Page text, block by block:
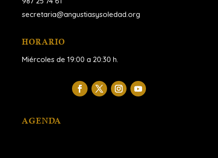
secretaria@angustiasysoledad.org
HORARIO
Miércoles de 19:00 a 20:30 h.
AGENDA